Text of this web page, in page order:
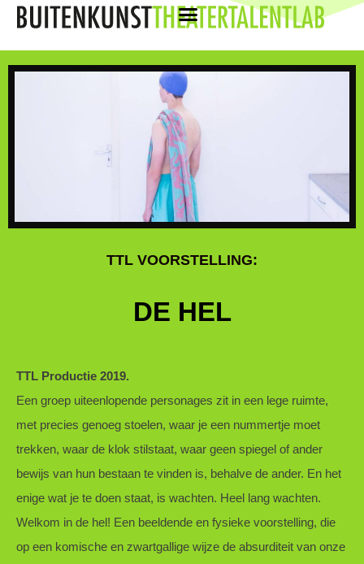
TTL VOORSTELLING:
DE HEL
TTL Productie 2019.
Een groep uiteenlopende personages zit in een lege ruimte,
met precies genoeg stoelen, waar je een nummertje moet
trekken, waar de klok stilstaat, waar geen spiegel of ander
bewijs van hun bestaan te vinden is, behalve de ander. En het
enige wat je te doen staat, is wachten. Heel lang wachten.
Welkom in de hel! Een beeldende en fysieke voorstelling, die
op een komische en zwartgallige wijze de absurditeit van onze